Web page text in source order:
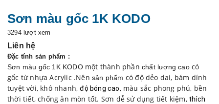
i
g
t
i
Sơn màu gốc 1K KODO
3294 lượt xem
Liên hệ
Đặc tính sản phẩm :
Sơn màu gốc 1K KODO một thành phần chất lượng caocó
gốc từ nhựa Acrylic .Nên sản phẩm có độ dẻo dai, bám dính
tuyệt vời, khô nhanh,độ bóng cao, màu sắc phong phú, bền
thời tiết, chống ăn mòn tốt. Sơn dễ sử dụng tiết kiệm,thích